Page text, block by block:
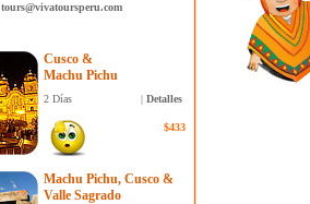
tours@vivatoursperu.com
Cusco &
Machu Pichu
| Detalles
2 Días
$433
Machu Pichu, Cusco &
Valle Sagrado